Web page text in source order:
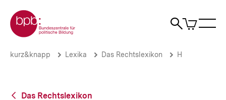
zum
Seiteninhalt
springen
Zur Startseite der bpb
Suche
Artikel
im
Handelsgewerbe
Brotkrümelnavigation
Pfadnavigation
kurz&knapp Lexika Das Rechtslexikon H
Zurück
Das Rechtslexikon